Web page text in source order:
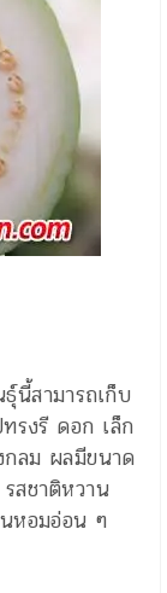
นี้สามารถเก็บ
รงรี ดอก เล็ก
ลม ผลมีขนาด
สชาติหวาน
หอมอ่อน ๆ